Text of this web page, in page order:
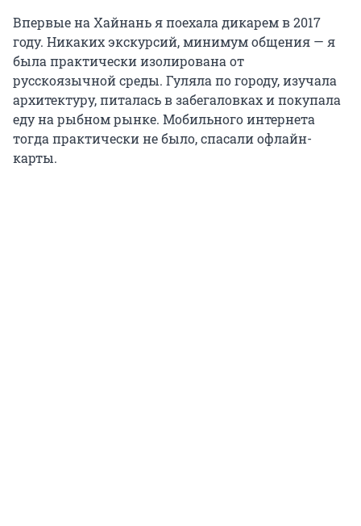
Впервые на Хайнань я поехала дикарем в 2017
году. Никаких экскурсий, минимум общения — я
была практически изолирована от
русскоязычной среды. Гуляла по городу, изучала
архитектуру, питалась в забегаловках и покупала
еду на рыбном рынке. Мобильного интернета
тогда практически не было, спасали офлайн-
карты.